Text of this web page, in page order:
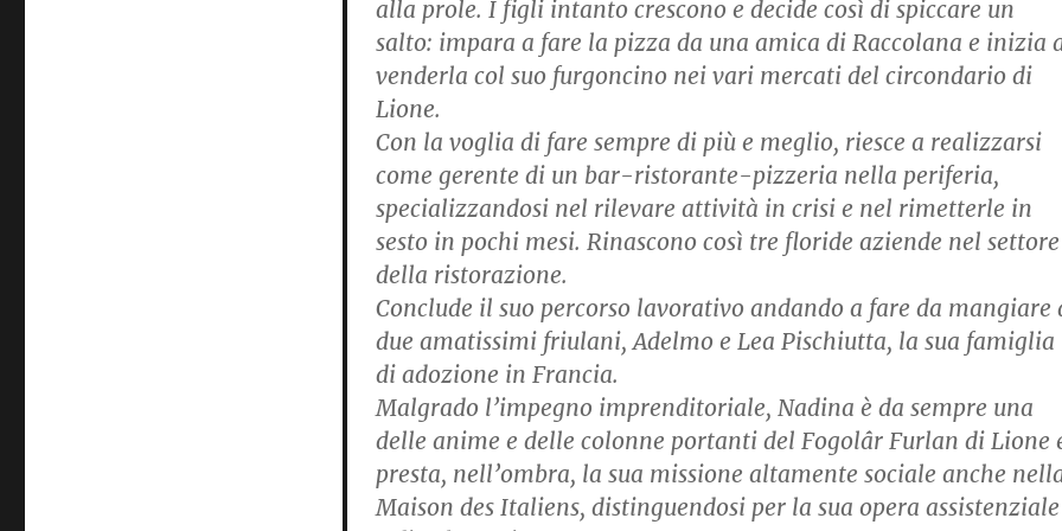
alla prole. I figli intanto crescono e decide così di spiccare un
salto: impara a fare la pizza da una amica di Raccolana e inizia
venderla col suo furgoncino nei vari mercati del circondario di
Lione.
Con la voglia di fare sempre di più e meglio, riesce a realizzarsi
come gerente di un bar-ristorante-pizzeria nella periferia,
specializzandosi nel rilevare attività in crisi e nel rimetterle in
sesto in pochi mesi. Rinascono così tre floride aziende nel settore
della ristorazione.
Conclude il suo percorso lavorativo andando a fare da mangiare
due amatissimi friulani, Adelmo e Lea Pischiutta, la sua famiglia
di adozione in Francia.
Malgrado l’impegno imprenditoriale, Nadina è da sempre una
delle anime e delle colonne portanti del Fogolâr Furlan di Lione
presta, nell’ombra, la sua missione altamente sociale anche
Maison des Italiens, distinguendosi per la sua opera assistenziale